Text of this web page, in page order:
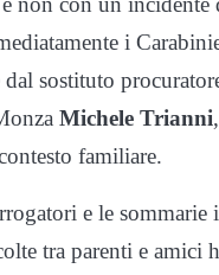
i
sostituto
Michele Trianni
familiare.
e le
tra parenti e amici